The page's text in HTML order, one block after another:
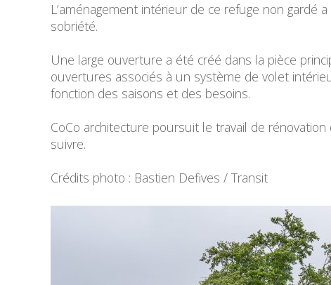
L’aménagement intérieur de ce refuge non
sobriété.
Une large ouverture a été créé dans la pièce
ouvertures associés à un système de volet
fonction des saisons et des besoins.
CoCo architecture poursuit le travail de
suivre.
Crédits photo : Bastien Defives / Transit